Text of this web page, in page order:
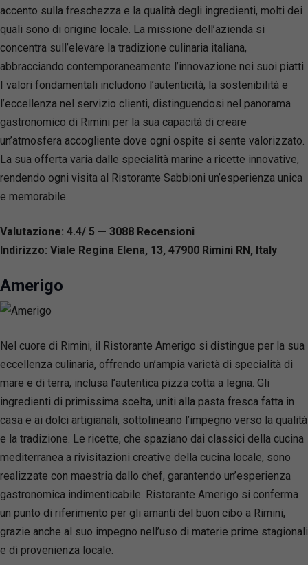
accento sulla freschezza e la qualità degli ingredienti, molti dei
quali sono di origine locale. La missione dell’azienda si
concentra sull’elevare la tradizione culinaria italiana,
abbracciando contemporaneamente l’innovazione nei suoi piatti.
I valori fondamentali includono l’autenticità, la sostenibilità e
l’eccellenza nel servizio clienti, distinguendosi nel panorama
gastronomico di Rimini per la sua capacità di creare
un’atmosfera accogliente dove ogni ospite si sente valorizzato.
La sua offerta varia dalle specialità marine a ricette innovative,
rendendo ogni visita al Ristorante Sabbioni un’esperienza unica
e memorabile.
Valutazione: 4.4/ 5 — 3088 Recensioni
Indirizzo: Viale Regina Elena, 13, 47900 Rimini RN, Italy
Amerigo
Nel cuore di Rimini, il Ristorante Amerigo si distingue per la sua
eccellenza culinaria, offrendo un’ampia varietà di specialità di
mare e di terra, inclusa l’autentica pizza cotta a legna. Gli
ingredienti di primissima scelta, uniti alla pasta fresca fatta in
casa e ai dolci artigianali, sottolineano l’impegno verso la qualità
e la tradizione. Le ricette, che spaziano dai classici della cucina
mediterranea a rivisitazioni creative della cucina locale, sono
realizzate con maestria dallo chef, garantendo un’esperienza
gastronomica indimenticabile. Ristorante Amerigo si conferma
un punto di riferimento per gli amanti del buon cibo a Rimini,
grazie anche al suo impegno nell’uso di materie prime stagionali
e di provenienza locale.